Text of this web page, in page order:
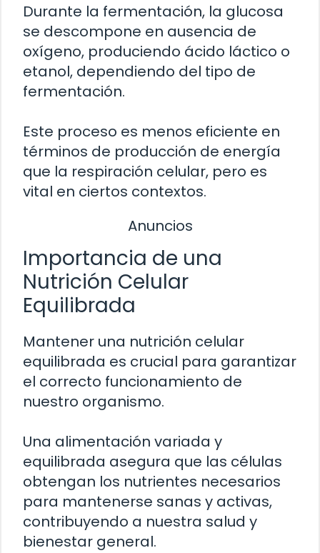
Durante la fermentación, la glucosa
se descompone en ausencia de
oxígeno, produciendo ácido láctico o
etanol, dependiendo del tipo de
fermentación.
Este proceso es menos eficiente en
términos de producción de energía
que la respiración celular, pero es
vital en ciertos contextos.
Anuncios
Importancia de una
Nutrición Celular
Equilibrada
Mantener una nutrición celular
equilibrada es crucial para garantizar
el correcto funcionamiento de
nuestro organismo.
Una alimentación variada y
equilibrada asegura que las células
obtengan los nutrientes necesarios
para mantenerse sanas y activas,
contribuyendo a nuestra salud y
bienestar general.